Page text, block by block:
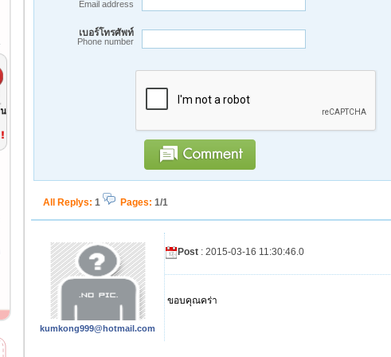
Email address
เบอร์โทรศัพท์
Phone number
All Replys: 1 Pages: 1/1
kumkong999@hotmail.com
Post : 2015-03-16 11:30:46.0
ขอบคุณคร่า